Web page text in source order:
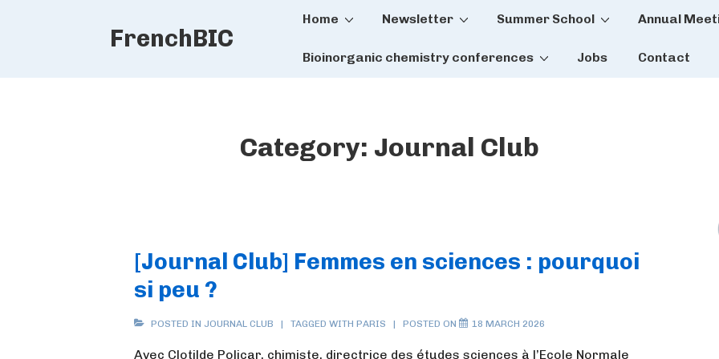
FrenchBIC
Main
Home Newsletter Summer School Annual
Bioinorganic chemistry conferences Jobs Contact
Category: Journal Club
[Journal Club] Femmes en sciences : pourquoi
si peu ?
POSTED IN JOURNAL CLUB TAGGED WITH PARIS POSTED ON 18 MARCH 2026
Avec Clotilde Policar, chimiste, directrice des études sciences à l’Ecole Normale